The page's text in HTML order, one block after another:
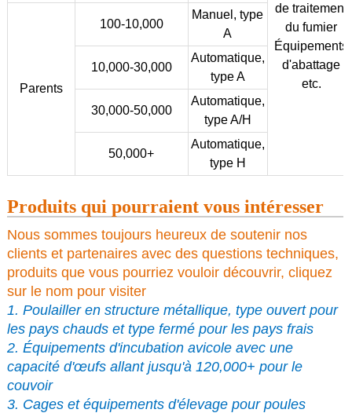
de traitement
du fumier
Équipements
d'abattage
etc.
Parents
100-10,000
Manuel, type
A
10,000-30,000
Automatique,
type A
30,000-50,000
Automatique,
type A/H
50,000+
Automatique,
type H
Produits qui pourraient vous intéresser
Nous sommes toujours heureux de soutenir nos
clients et partenaires avec des questions techniques,
produits que vous pourriez vouloir découvrir, cliquez
sur le nom pour visiter
1. Poulailler en structure métallique, type ouvert pour
les pays chauds et type fermé pour les pays frais
2. Équipements d'incubation avicole avec une
capacité d'œufs allant jusqu'à 120,000+ pour le
couvoir
3. Cages et équipements d'élevage pour poules